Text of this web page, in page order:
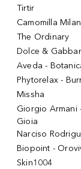
Tirtir
Camomilla
The Ordinary
Dolce &
Aveda -
Phytorelax -
Missha
Giorgio Armani
Gioia
Narciso
Biopoint -
Skin1004